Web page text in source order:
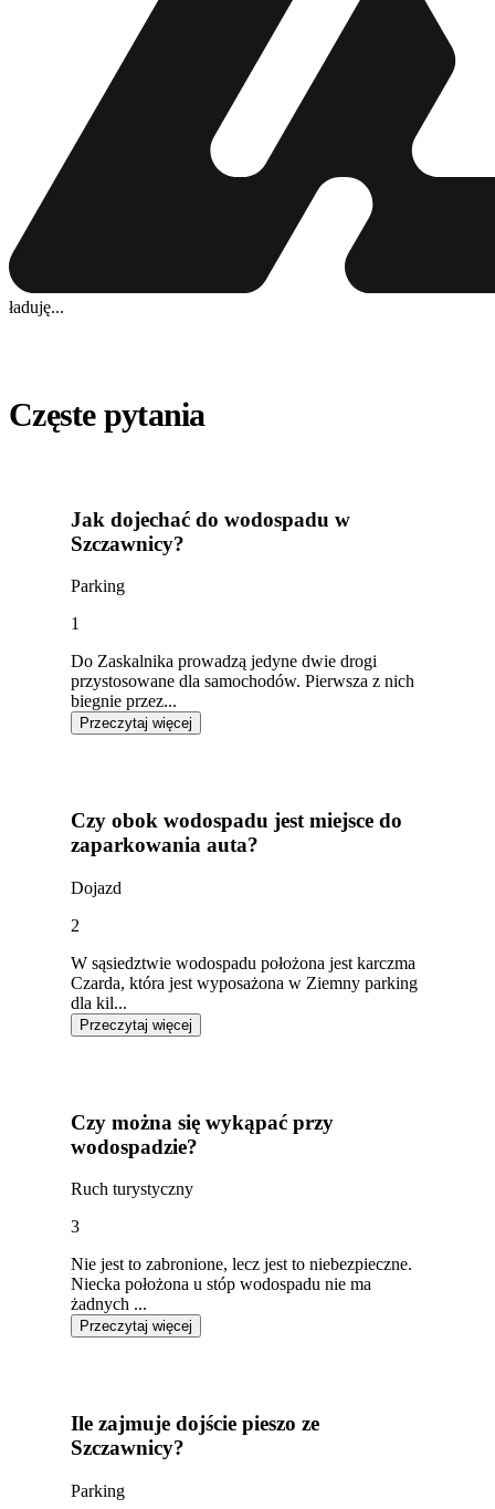
ładuję...
Częste pytania
Jak dojechać do wodospadu w
Szczawnicy?
Parking
1
Do Zaskalnika prowadzą jedyne dwie drogi
przystosowane dla samochodów. Pierwsza z nich
biegnie przez...
Przeczytaj więcej
Czy obok wodospadu jest miejsce do
zaparkowania auta?
Dojazd
2
W sąsiedztwie wodospadu położona jest karczma
Czarda, która jest wyposażona w Ziemny parking
dla kil...
Przeczytaj więcej
Czy można się wykąpać przy
wodospadzie?
Ruch turystyczny
3
Nie jest to zabronione, lecz jest to niebezpieczne.
Niecka położona u stóp wodospadu nie ma
żadnych ...
Przeczytaj więcej
Ile zajmuje dojście pieszo ze
Szczawnicy?
Parking